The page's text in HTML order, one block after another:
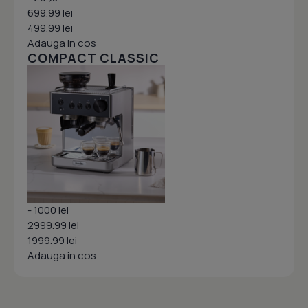
699.99 lei
499.99 lei
Adauga in cos
COMPACT CLASSIC
- 1000 lei
2999.99 lei
1999.99 lei
Adauga in cos